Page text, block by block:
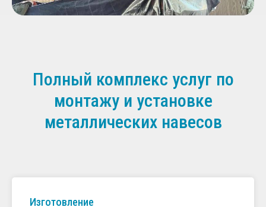
Полный комплекс услуг по
монтажу и установке
металлических навесов
Изготовление